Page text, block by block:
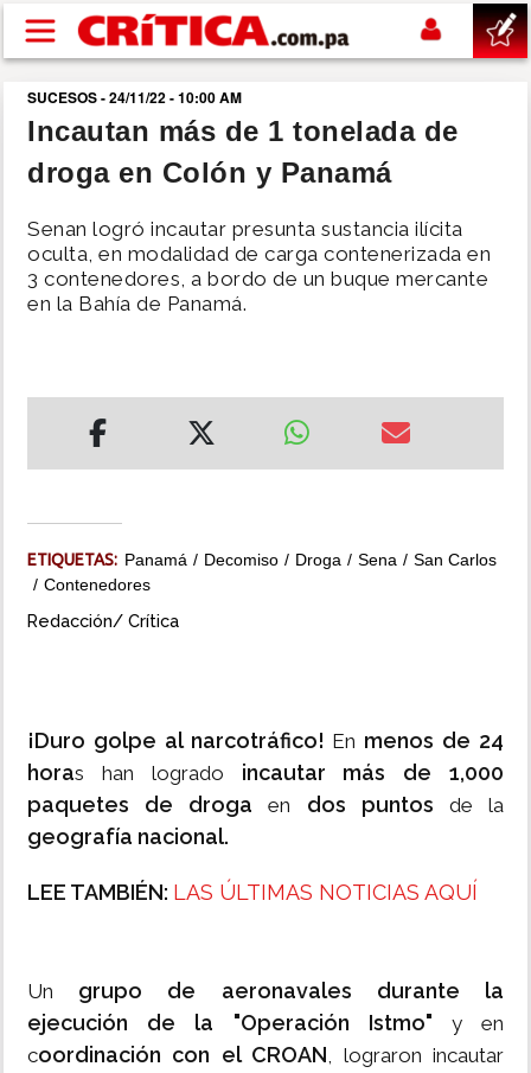
Pasar al contenido principal
buscar
SUCESOS
NACIONAL
POLÍTICA
DEPORTES
INSÓLITAS
SUCESOS - 24/11/22 - 10:00 AM
Incautan más de 1 tonelada de
droga en Colón y Panamá
Senan logró incautar presunta sustancia ilícita
oculta, en modalidad de carga contenerizada en
3 contenedores, a bordo de un buque mercante
en la Bahía de Panamá.
ETIQUETAS: Panamá Decomiso Droga Sena
San Carlos
Contenedores
Redacción/ Crítica
¡Duro golpe al narcotráfico! En menos de 24
horas han logrado incautar más de 1,000
paquetes de droga en dos puntos de la
geografía nacional.
LEE TAMBIÉN: LAS ÚLTIMAS NOTICIAS AQUÍ
Un grupo de aeronavales durante la
ejecución de la "Operación Istmo" y en
coordinación con el CROAN, lograron incautar